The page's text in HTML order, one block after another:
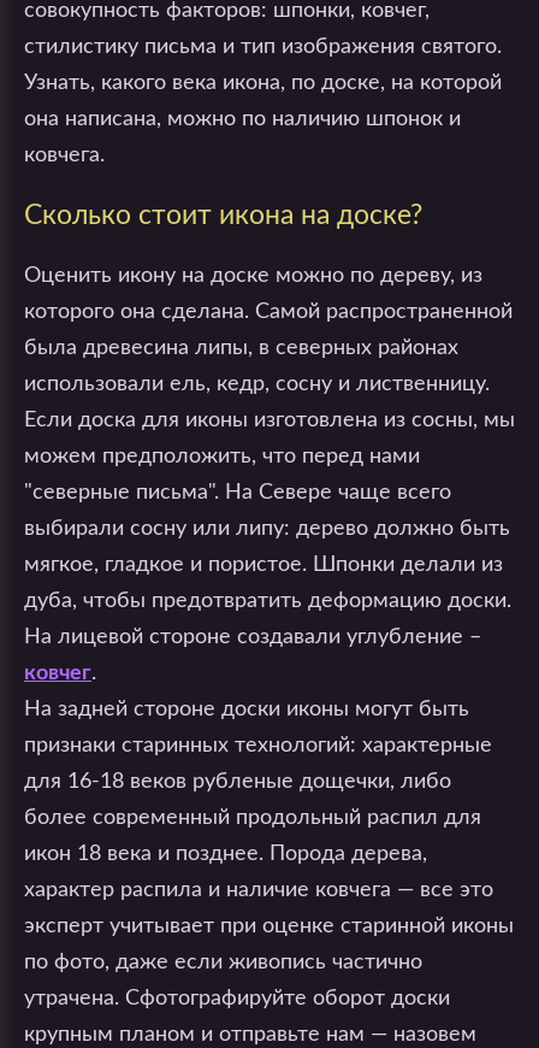
совокупность факторов: шпонки, ковчег,
стилистику письма и тип изображения святого.
Узнать, какого века икона, по доске, на которой
она написана, можно по наличию шпонок и
ковчега.
Сколько стоит икона на доске?
Оценить икону на доске можно по дереву, из
которого она сделана. Самой распространенной
была древесина липы, в северных районах
использовали ель, кедр, сосну и лиственницу.
Если доска для иконы изготовлена из сосны, мы
можем предположить, что перед нами
"северные письма". На Севере чаще всего
выбирали сосну или липу: дерево должно быть
мягкое, гладкое и пористое. Шпонки делали из
дуба, чтобы предотвратить деформацию доски.
На лицевой стороне создавали углубление –
ковчег.
На задней стороне доски иконы могут быть
признаки старинных технологий: характерные
для 16-18 веков рубленые дощечки, либо
более современный продольный распил для
икон 18 века и позднее. Порода дерева,
характер распила и наличие ковчега — все это
эксперт учитывает при оценке старинной иконы
по фото, даже если живопись частично
утрачена. Сфотографируйте оборот доски
крупным планом и отправьте нам — назовем